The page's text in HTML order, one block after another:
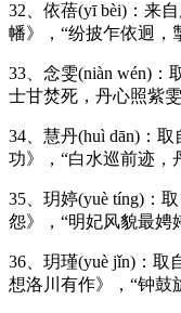
32、依蓓(yī bèi)：来
幡》，“纷披乍依迥，
33、念雯(niàn wén)：
士甘焚死，丹心照紫
34、慧丹(huì dān)：
功》，“白水巡前迹，
35、玥婷(yuè tíng)：
怨》，“明妃风貌最娉
36、玥瑾(yuè jǐn)：取
想洛川有作》，“钟鼓